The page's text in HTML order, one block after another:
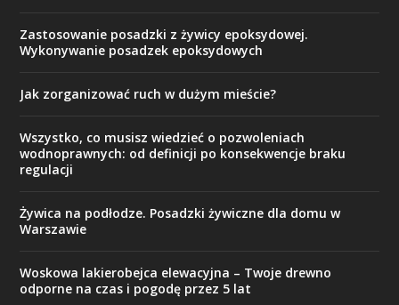
Zastosowanie posadzki z żywicy epoksydowej.
Wykonywanie posadzek epoksydowych
Jak zorganizować ruch w dużym mieście?
Wszystko, co musisz wiedzieć o pozwoleniach
wodnoprawnych: od definicji po konsekwencje braku
regulacji
Żywica na podłodze. Posadzki żywiczne dla domu w
Warszawie
Woskowa lakierobejca elewacyjna – Twoje drewno
odporne na czas i pogodę przez 5 lat